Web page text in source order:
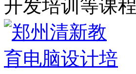
开发培训等课程